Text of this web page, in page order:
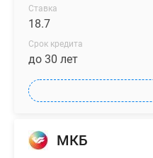
Ставка
18.7
Срок кредита
до 30 лет
МКБ